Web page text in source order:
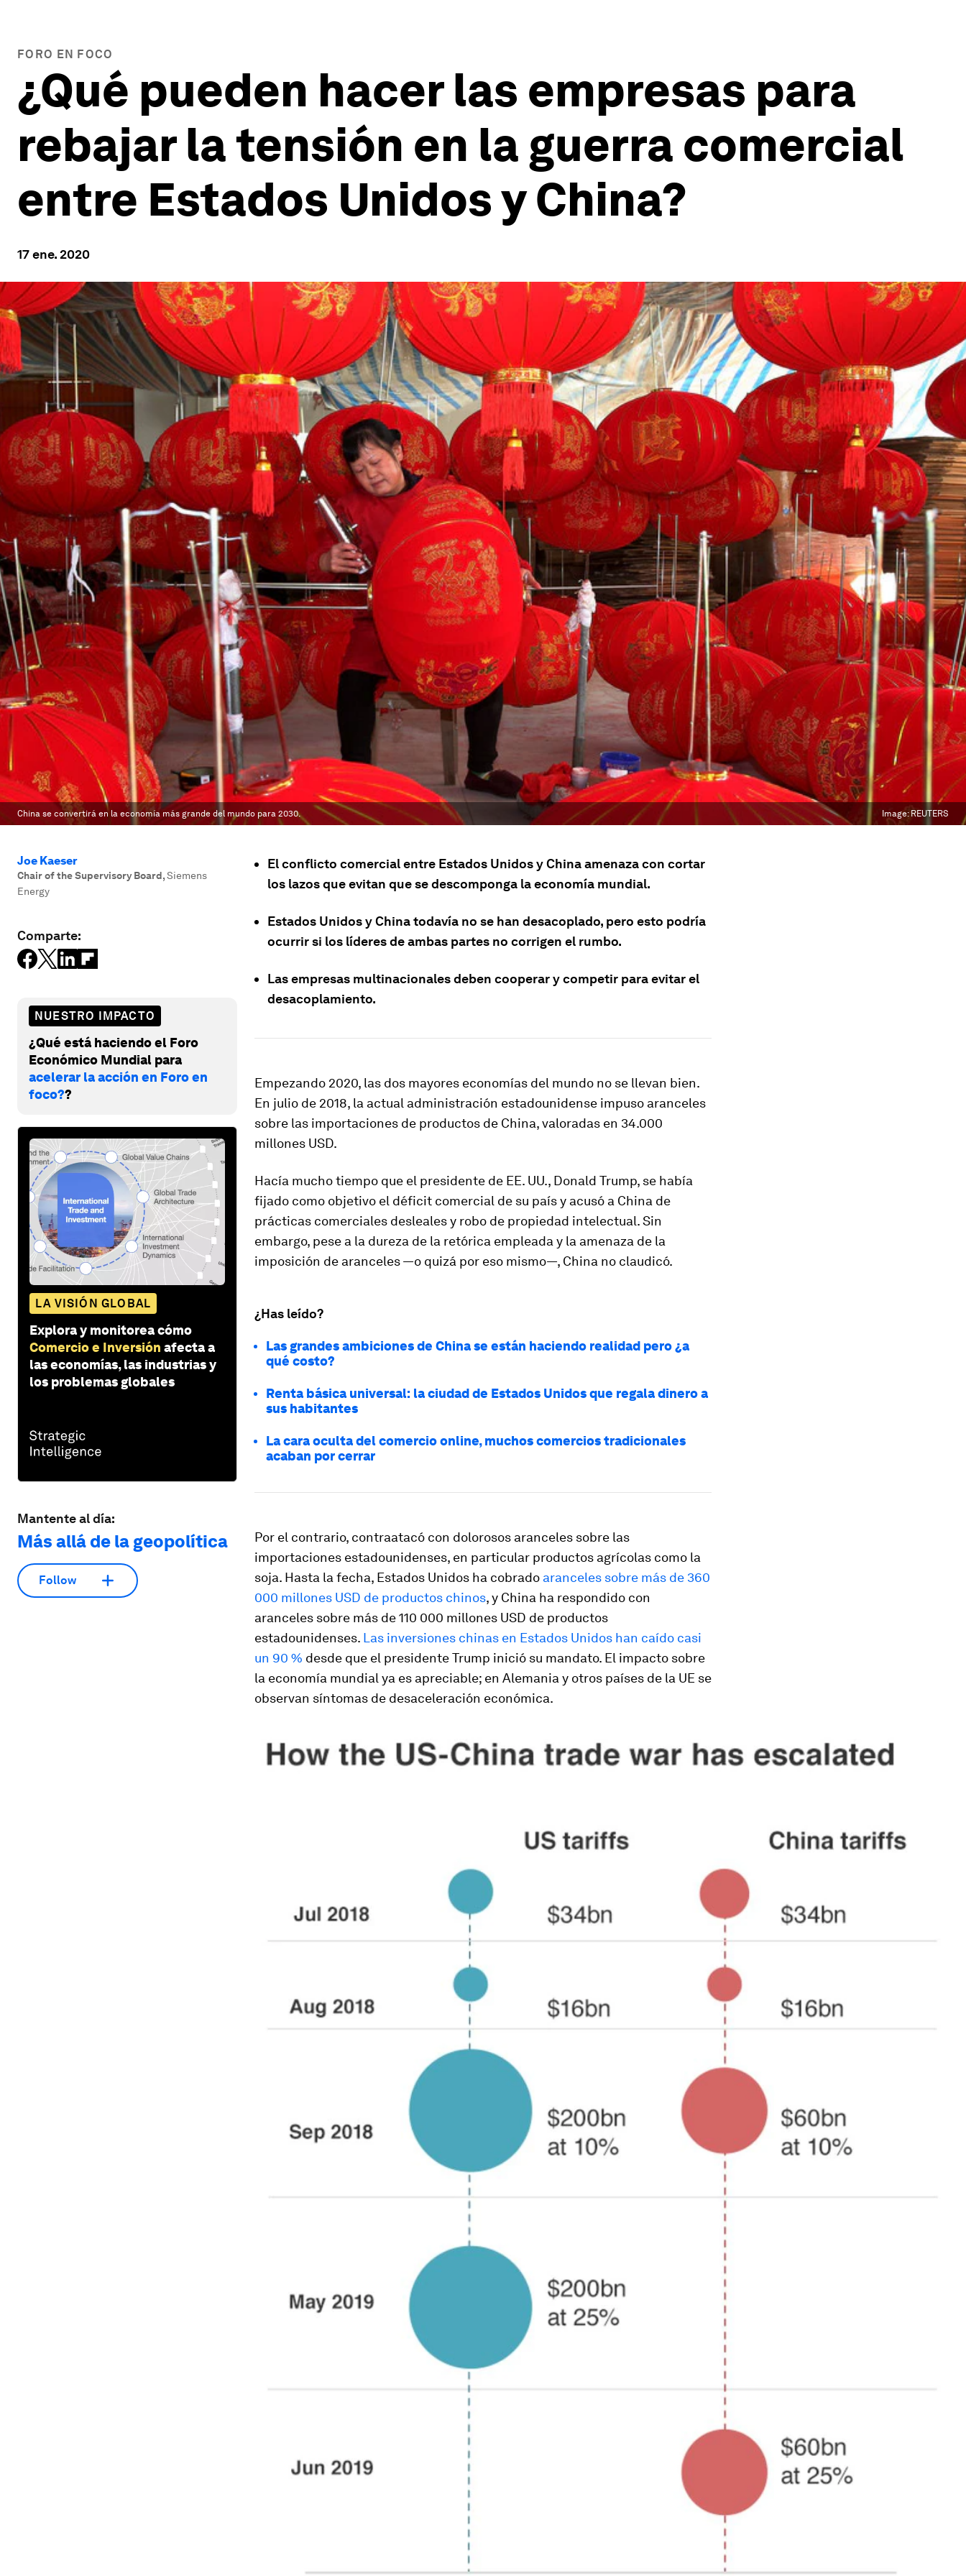
FORO EN FOCO
¿Qué pueden hacer las empresas para
rebajar la tensión en la guerra comercial
entre Estados Unidos y China?
17 ene. 2020
China se convertirá en la economía más grande del mundo para 2030. Image: REUTERS
Joe Kaeser
Chair of the Supervisory Board,Siemens
Energy
Comparte:
NUESTRO IMPACTO
¿Qué está haciendo el Foro
Económico Mundial para
acelerar la acción en Foro en
foco??
LA VISIÓN GLOBAL
Explora y monitorea cómo
Comercio e Inversión afecta a
las economías, las industrias y
los problemas globales
Mantente al día:
Más allá de la geopolítica
Follow
El conflicto comercial entre Estados Unidos y China amenaza con cortar
los lazos que evitan que se descomponga la economía mundial.
Estados Unidos y China todavía no se han desacoplado, pero esto podría
ocurrir si los líderes de ambas partes no corrigen el rumbo.
Las empresas multinacionales deben cooperar y competir para evitar el
desacoplamiento.
Empezando 2020, las dos mayores economías del mundo no se llevan bien.
En julio de 2018, la actual administración estadounidense impuso aranceles
sobre las importaciones de productos de China, valoradas en 34.000
millones USD.
Hacía mucho tiempo que el presidente de EE. UU., Donald Trump, se había
fijado como objetivo el déficit comercial de su país y acusó a China de
prácticas comerciales desleales y robo de propiedad intelectual. Sin
embargo, pese a la dureza de la retórica empleada y la amenaza de la
imposición de aranceles —o quizá por eso mismo—, China no claudicó.
¿Has leído?
Las grandes ambiciones de China se están haciendo realidad pero ¿a
qué costo?
Renta básica universal: la ciudad de Estados Unidos que regala dinero a
sus habitantes
La cara oculta del comercio online, muchos comercios tradicionales
acaban por cerrar
Por el contrario, contraatacó con dolorosos aranceles sobre las
importaciones estadounidenses, en particular productos agrícolas como la
soja. Hasta la fecha, Estados Unidos ha cobrado aranceles sobre más de 360
000 millones USD de productos chinos, y China ha respondido con
aranceles sobre más de 110 000 millones USD de productos
estadounidenses. Las inversiones chinas en Estados Unidos han caído casi
un 90 % desde que el presidente Trump inició su mandato. El impacto sobre
la economía mundial ya es apreciable; en Alemania y otros países de la UE se
observan síntomas de desaceleración económica.